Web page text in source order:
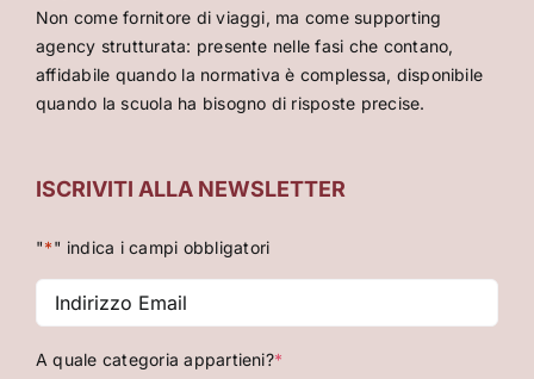
Non come fornitore di viaggi, ma come supporting
agency strutturata: presente nelle fasi che contano,
affidabile quando la normativa è complessa, disponibile
quando la scuola ha bisogno di risposte precise.
ISCRIVITI ALLA NEWSLETTER
"*" indica i campi obbligatori
Indirizzo
Email*
A quale categoria appartieni?*